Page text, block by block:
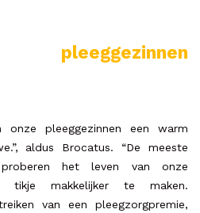
onze pleeggezinnen een warm
aldus Brocatus. “De meeste
het leven van onze
tikje makkelijker te maken.
van een pleegzorgpremie,